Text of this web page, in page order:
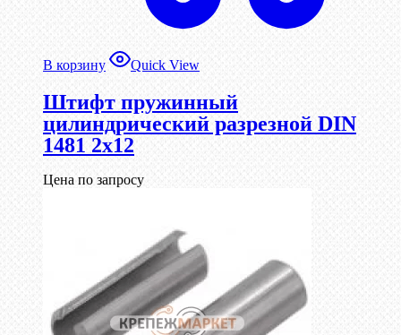
В корзину Quick View
Штифт пружинный
цилиндрический разрезной DIN
1481 2х12
Цена по запросу